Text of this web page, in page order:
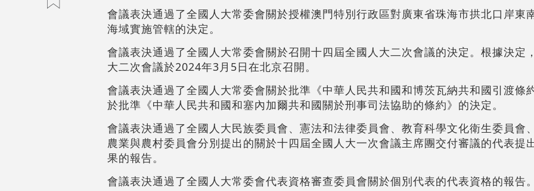
會議表決通過了全國人大常委會關於授權澳門特別行政區對廣東省珠海市拱北口岸東
海域實施管轄的決定。
會議表決通過了全國人大常委會關於召開十四屆全國人大二次會議的決定。根據決定
大二次會議於2024年3月5日在北京召開。
會議表決通過了全國人大常委會關於批準《中華人民共和國和博茨瓦納共和國引渡條
於批準《中華人民共和國和塞內加爾共和國關於刑事司法協助的條約》的決定。
會議表決通過了全國人大民族委員會、憲法和法律委員會、教育科學文化衛生委員會
農業與農村委員會分別提出的關於十四屆全國人大一次會議主席團交付審議的代表提
果的報告。
會議表決通過了全國人大常委會代表資格審查委員會關於個別代表的代表資格的報告